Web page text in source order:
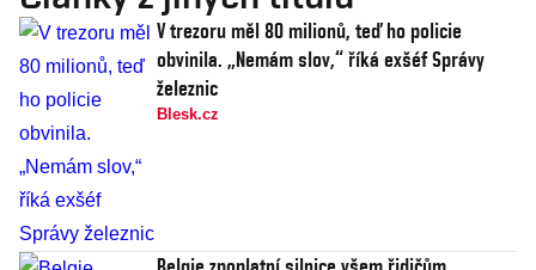
V trezoru měl 80 milionů, teď ho policie
obvinila. „Nemám slov,“ říká exšéf Správy
železnic
Blesk.cz